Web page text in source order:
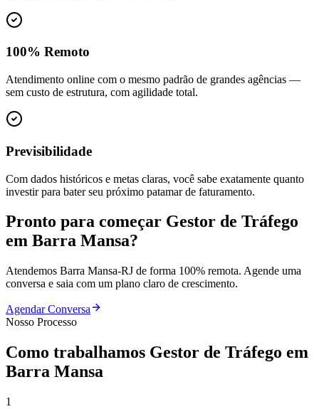
100% Remoto
Atendimento online com o mesmo padrão de grandes agências —
sem custo de estrutura, com agilidade total.
Previsibilidade
Com dados históricos e metas claras, você sabe exatamente quanto
investir para bater seu próximo patamar de faturamento.
Pronto para começar Gestor de Tráfego
em Barra Mansa?
Atendemos Barra Mansa-RJ de forma 100% remota. Agende uma
conversa e saia com um plano claro de crescimento.
Agendar Conversa
Nosso Processo
Como trabalhamos Gestor de Tráfego em
Barra Mansa
1